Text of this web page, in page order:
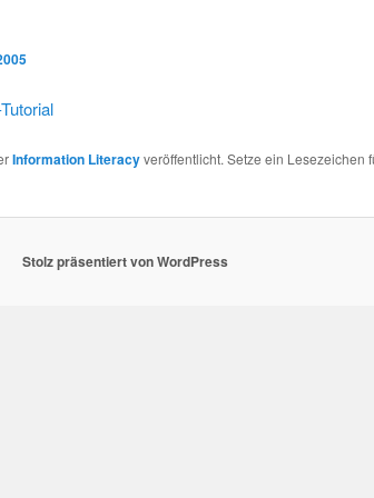
Information Literacyveröffentlicht. Setze ein Lesezeichen
Stolz präsentiert von WordPress